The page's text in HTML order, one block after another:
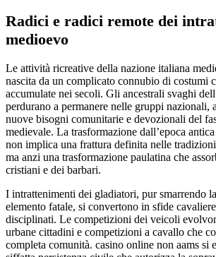
Radici e radici remote dei
medioevo
Le attività ricreative della nazione italiana
nascita da un complicato connubio di costumi
accumulate nei secoli. Gli ancestrali svaghi
perdurano a permanere nelle gruppi nazionali,
nuove bisogni comunitarie e devozionali del
medievale. La trasformazione dall’epoca
non implica una frattura definita nelle
ma anzi una trasformazione paulatina che
cristiani e dei barbari.
I intrattenimenti dei gladiatori, pur smarrendo
elemento fatale, si convertono in sfide
disciplinati. Le competizioni dei veicoli
urbane cittadini e competizioni a cavallo che
completa comunità. casino online non aams si